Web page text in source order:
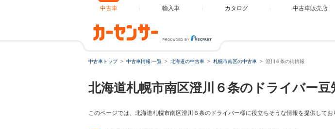
中古車 輸入車 カタログ 中古車販売店
中古車トップ 中古車情報:一覧 北海道の中古車 札幌市南区の中古車 澄川６条の街情報
北海道札幌市南区澄川６条のドライバー豆
このページでは、北海道札幌市南区澄川６条のドライバー様に役立ちそうな情報を提供して